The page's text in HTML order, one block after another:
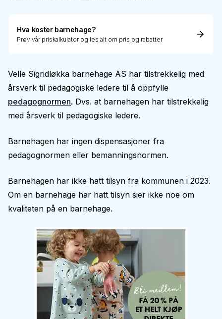
Hva koster barnehage?
Prøv vår priskalkulator og les alt om pris og rabatter
Velle Sigridløkka barnehage AS har tilstrekkelig med
årsverk til pedagogiske ledere til å oppfylle
pedagognormen. Dvs. at barnehagen har tilstrekkelig
med årsverk til pedagogiske ledere.
Barnehagen har ingen dispensasjoner fra
pedagognormen eller bemanningsnormen.
Barnehagen har ikke hatt tilsyn fra kommunen i 2023.
Om en barnehage har hatt tilsyn sier ikke noe om
kvaliteten på en barnehage.